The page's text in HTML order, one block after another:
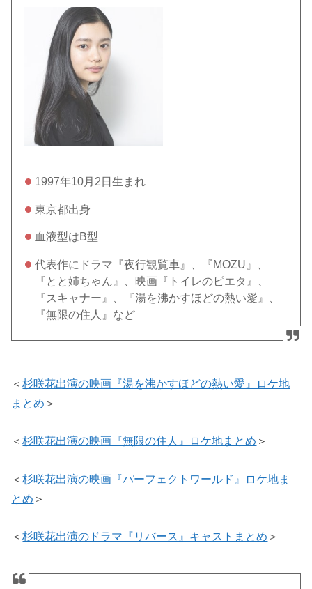
1997年10月2日生まれ
東京都出身
血液型はB型
代表作にドラマ『夜行観覧車』、『MOZU』、
『とと姉ちゃん』、映画『トイレのピエタ』、
『スキャナー』、『湯を沸かすほどの熱い愛』、
『無限の住人』など
＜杉咲花出演の映画『湯を沸かすほどの熱い愛』ロケ地
まとめ ＞
＜杉咲花出演の映画『無限の住人』ロケ地まとめ ＞
＜杉咲花出演の映画『パーフェクトワールド』ロケ地ま
とめ ＞
＜杉咲花出演のドラマ『リバース』キャストまとめ ＞